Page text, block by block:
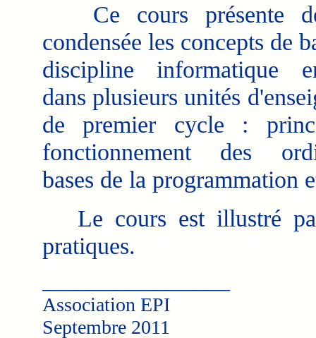
Ce cours présente
condensée les concepts de
discipline informatique
dans plusieurs unités
de premier cycle :
fonctionnement des
bases de la programmation
Le cours est illustré
pratiques.
Association EPI
Septembre 2011